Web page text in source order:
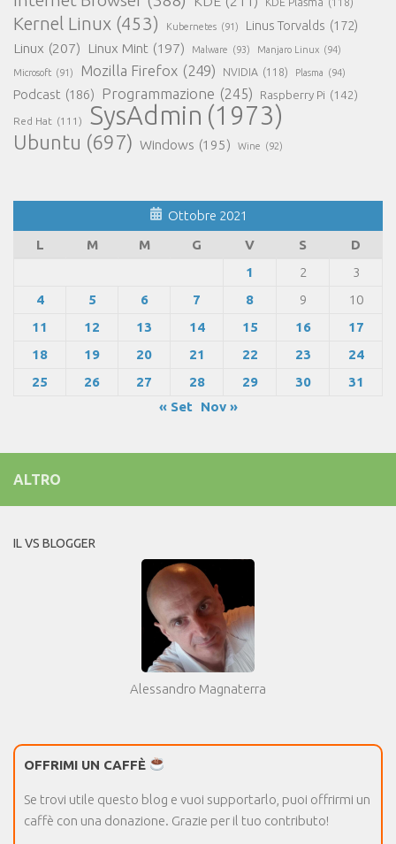
Kernel Linux (453) Kubernetes (91) Linus Torvalds (172)
Linux (207) Linux Mint (197) Malware (93) Manjaro Linux (94)
Microsoft (91) Mozilla Firefox (249) NVIDIA (118) Plasma (94)
Podcast (186) Programmazione (245) Raspberry Pi (142)
Red Hat (111) SysAdmin (1973)
Ubuntu (697) Windows (195) Wine (92)
Ottobre 2021
L
M M G V S
D
1
2
3
4
5 6 7 8 9
10
11
12 13 14 15 16
17
18
19 20 21 22 23
24
25
26 27 28 29 30
31
« Set
Nov »
ALTRO
IL VS BLOGGER
Alessandro Magnaterra
OFFRIMI UN CAFFÈ
Se trovi utile questo blog e vuoi supportarlo, puoi offrirmi un
caffè con una donazione. Grazie per il tuo contributo!